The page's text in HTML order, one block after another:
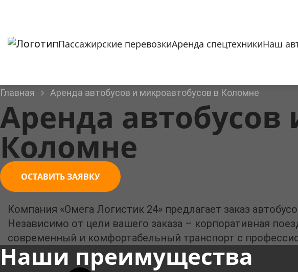
Пассажирские перевозкиАренда спецтехникиНаш
Главная Аренда автобусов и микроавтобусов в Коломне
Аренда
Коломне
ОСТАВИТЬ ЗАЯВКУ
Компания «Омега Логистик 24» предлагает заказ
Независимо от цели вашего заказа – корпоративная
современный и комфортабельный транспорт с
Наши преимущества